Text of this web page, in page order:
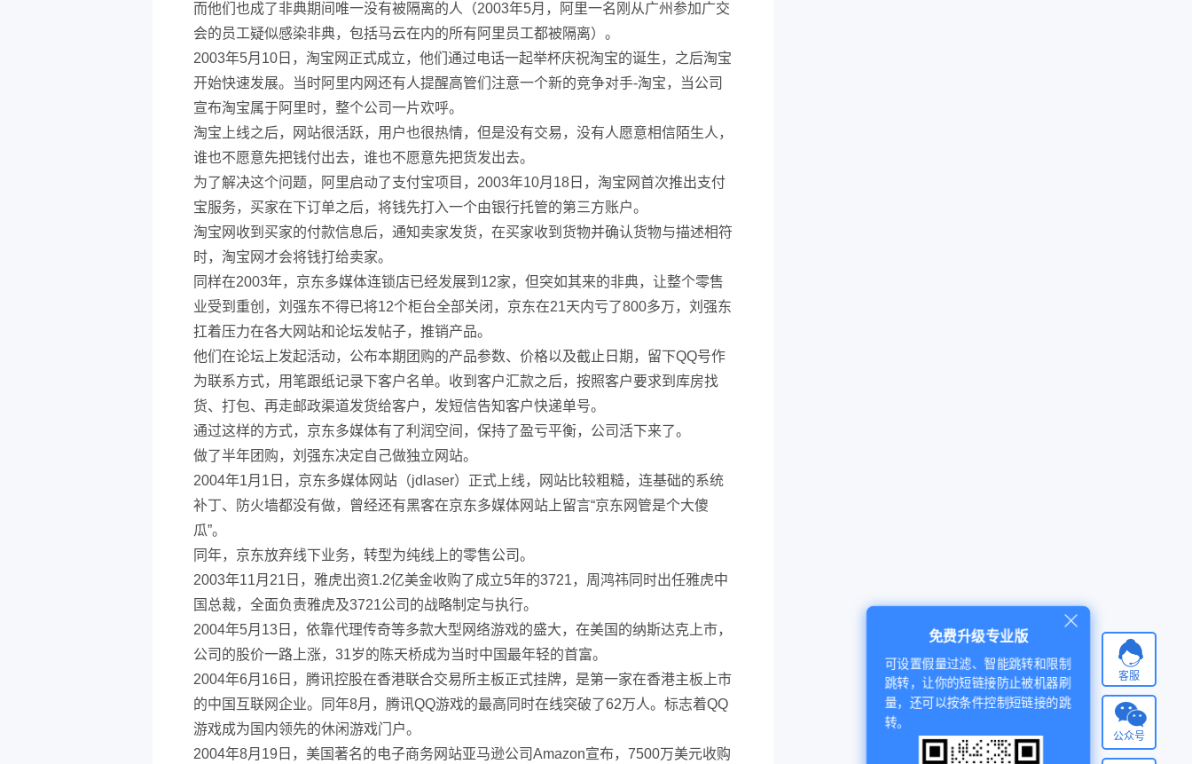
而他们也成了非典期间唯一没有被隔离的人（2003年5月，阿里一名刚从广州参加广交
会的员工疑似感染非典，包括马云在内的所有阿里员工都被隔离）。
2003年5月10日，淘宝网正式成立，他们通过电话一起举杯庆祝淘宝的诞生，之后淘宝
开始快速发展。当时阿里内网还有人提醒高管们注意一个新的竞争对手-淘宝，当公司
宣布淘宝属于阿里时，整个公司一片欢呼。
淘宝上线之后，网站很活跃，用户也很热情，但是没有交易，没有人愿意相信陌生人，
谁也不愿意先把钱付出去，谁也不愿意先把货发出去。
为了解决这个问题，阿里启动了支付宝项目，2003年10月18日，淘宝网首次推出支付
宝服务，买家在下订单之后，将钱先打入一个由银行托管的第三方账户。
淘宝网收到买家的付款信息后，通知卖家发货，在买家收到货物并确认货物与描述相符
时，淘宝网才会将钱打给卖家。
同样在2003年，京东多媒体连锁店已经发展到12家，但突如其来的非典，让整个零售
业受到重创，刘强东不得已将12个柜台全部关闭，京东在21天内亏了800多万，刘强东
扛着压力在各大网站和论坛发帖子，推销产品。
他们在论坛上发起活动，公布本期团购的产品参数、价格以及截止日期，留下QQ号作
为联系方式，用笔跟纸记录下客户名单。收到客户汇款之后，按照客户要求到库房找
货、打包、再走邮政渠道发货给客户，发短信告知客户快递单号。
通过这样的方式，京东多媒体有了利润空间，保持了盈亏平衡，公司活下来了。
做了半年团购，刘强东决定自己做独立网站。
2004年1月1日，京东多媒体网站（jdlaser）正式上线，网站比较粗糙，连基础的系统
补丁、防火墙都没有做，曾经还有黑客在京东多媒体网站上留言“京东网管是个大傻
瓜”。
同年，京东放弃线下业务，转型为纯线上的零售公司。
2003年11月21日，雅虎出资1.2亿美金收购了成立5年的3721，周鸿祎同时出任雅虎中
国总裁，全面负责雅虎及3721公司的战略制定与执行。
2004年5月13日，依靠代理传奇等多款大型网络游戏的盛大，在美国的纳斯达克上市，
公司的股价一路上涨，31岁的陈天桥成为当时中国最年轻的首富。
2004年6月16日，腾讯控股在香港联合交易所主板正式挂牌，是第一家在香港主板上市
的中国互联网企业。同年8月，腾讯QQ游戏的最高同时在线突破了62万人。标志着QQ
游戏成为国内领先的休闲游戏门户。
2004年8月19日，美国著名的电子商务网站亚马逊公司Amazon宣布，7500万美元收购
客服
免费升级专业版
可设置假量过滤、智能跳转和限制
跳转，让你的短链接防止被机器刷
量，还可以按条件控制短链接的跳
转。
公众号